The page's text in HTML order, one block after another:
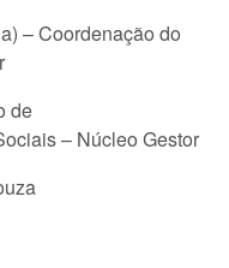
– Coordenação do
de
– Núcleo Gestor